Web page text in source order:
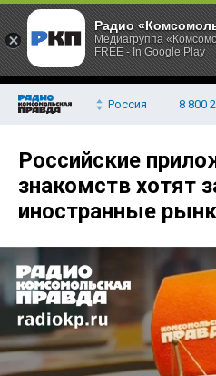
Россия 8 800
Российские
знакомств хотят
иностранные
Радио
Медиагруппа
FREE - In Google Play